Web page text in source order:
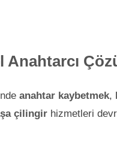
Anahtarcı
anahtar kaybetmek,
çilingirhizmetleri